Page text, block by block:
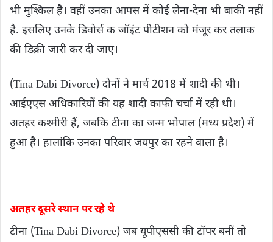
भी मुश्किल है। वहीं उनका आपस में कोई लेना-देना भी बाकी नहीं
है. इसलिए उनके डिवोर्स क जॉइंट पीटीशन को मंजूर कर तलाक
की डिक्री जारी कर दी जाए।
(Tina Dabi Divorce) दोनों ने मार्च 2018 में शादी की थी।
आईएएस अधिकारियों की यह शादी काफी चर्चा में रही थी।
अतहर कश्मीरी हैं, जबकि टीना का जन्म भोपाल (मध्य प्रदेश) में
हुआ है। हालांकि उनका परिवार जयपुर का रहने वाला है।
अतहर दूसरे स्थान पर रहे थे
टीना (Tina Dabi Divorce) जब यूपीएससी की टॉपर बनीं तो